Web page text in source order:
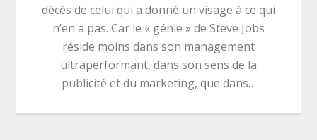
décès de celui qui a donné un visage à ce qui
n’en a pas. Car le « génie » de Steve Jobs
réside moins dans son management
ultraperformant, dans son sens de la
publicité et du marketing, que dans…